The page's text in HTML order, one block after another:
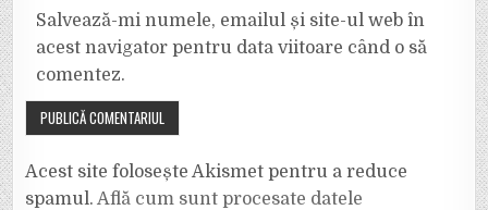
Salvează-mi numele, emailul și site-ul web în
acest navigator pentru data viitoare când o să
comentez.
Acest site folosește Akismet pentru a reduce
spamul.Află cum sunt procesate datele